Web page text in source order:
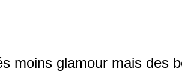
moins glamour mais des